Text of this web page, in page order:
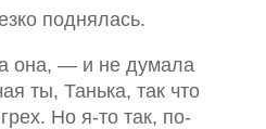
поднялась.
она, — и не думала
ты, Танька, так что
Но я-то так, по-